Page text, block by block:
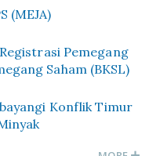
(MEJA)
Pemegang
Saham (BKSL)
Konflik Timur